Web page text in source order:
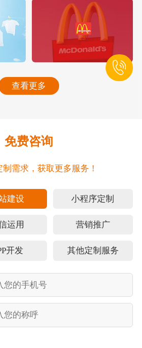
查看更多
免费咨询
需求，获取更多服务！
建设 小程序定制
运用 营销推广
开发 其他定制服务